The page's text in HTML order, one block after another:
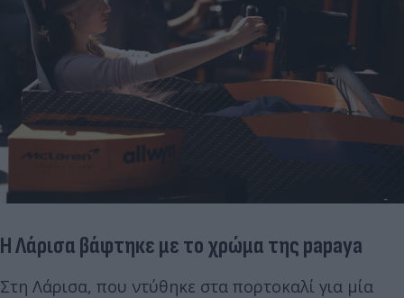
Η Λάρισα βάφτηκε με το χρώμα της papaya
Στη Λάρισα, που ντύθηκε στα πορτοκαλί για μία